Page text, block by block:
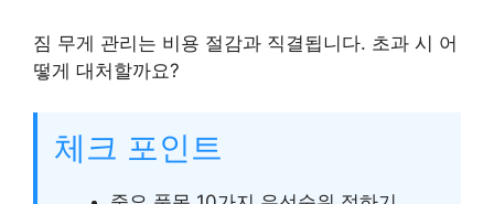
짐 무게 관리는 비용 절감과 직결됩니다. 초과 시 어
떻게 대처할까요?
체크 포인트